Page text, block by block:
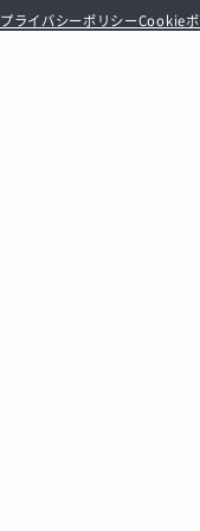
プライバシーポリシーCookie